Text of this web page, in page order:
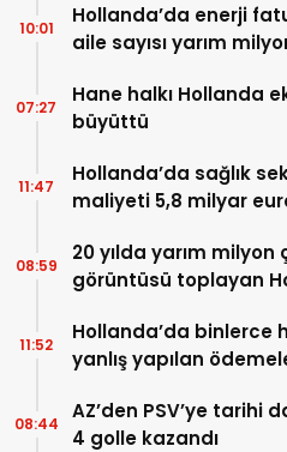
Hollanda’da enerji
aile sayısı yarım
10:01
Hane halkı Hollanda
büyüttü
07:27
Hollanda’da sağlık
maliyeti 5,8 milyar
11:47
20 yılda yarım milyon
görüntüsü toplayan
08:59
Hollanda’da binlerce
yanlış yapılan
11:52
AZ’den PSV’ye tarihi
4 golle kazandı
08:44